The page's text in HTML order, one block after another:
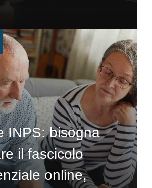
INPS: bisogna
il fascicolo
online,